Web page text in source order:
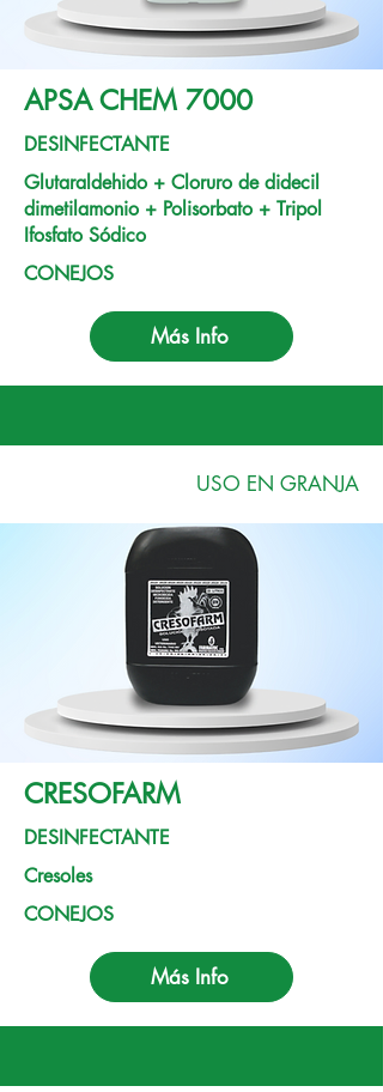
APSA CHEM 7000
DESINFECTANTE
Glutaraldehido + Cloruro de didecil
dimetilamonio + Polisorbato + Tripol
Ifosfato Sódico
CONEJOS
Más Info
USO EN GRANJA
CRESOFARM
DESINFECTANTE
Cresoles
CONEJOS
Más Info